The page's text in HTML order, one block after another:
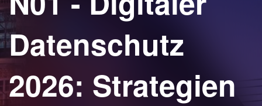
Datenschutz
2026: Strategien